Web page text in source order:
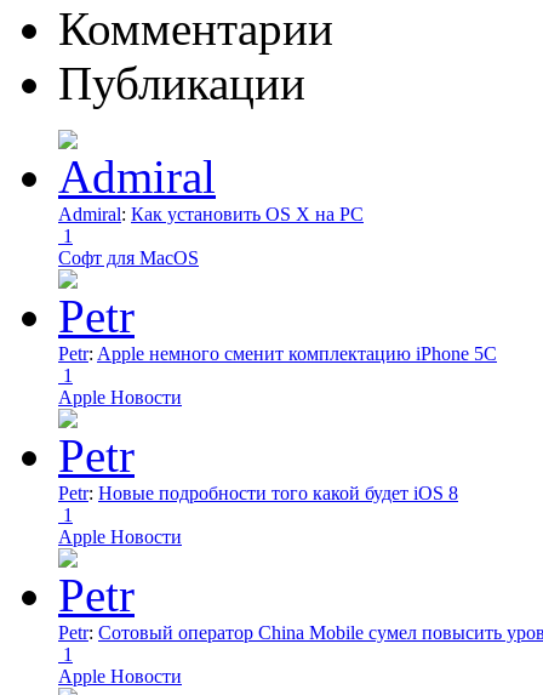
Комментарии
Публикации
Admiral: Как установить OS X на PC
1
Софт для MacOS
Petr: Apple немного сменит комплектацию iPhone 5C
1
Apple Новости
Petr: Новые подробности того какой будет iOS 8
1
Apple Новости
Petr: Сотовый оператор China Mobile сумел повысить
1
Apple Новости